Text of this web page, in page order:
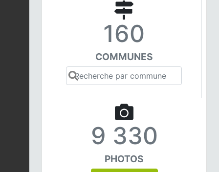
160
COMMUNES
9 330
PHOTOS